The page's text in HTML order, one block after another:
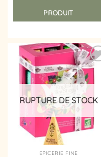
PRODUIT
Ajouter
à la
liste
d’envies
RUPTURE DE STOCK
EPICERIE FINE